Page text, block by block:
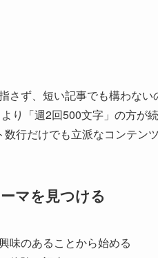
さず、短い記事でも構わない
より「週2回500文字」の方が
行だけでも立派なコンテン
マを見つける
味のあることから始める